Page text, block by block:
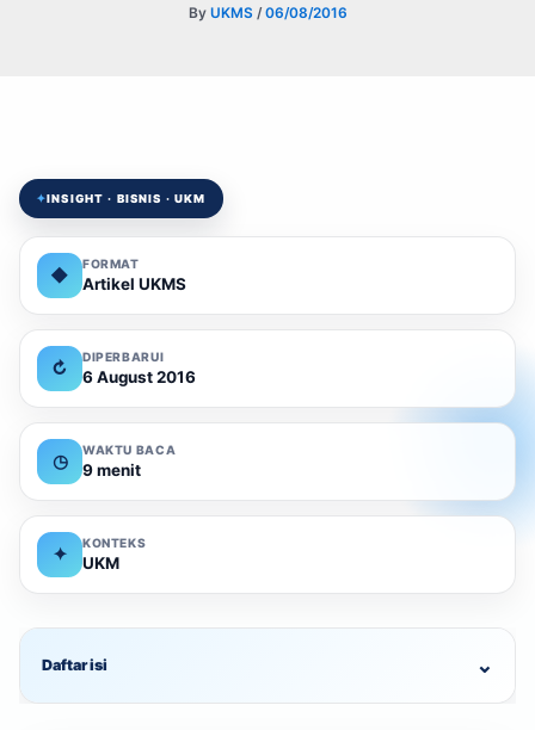
By UKMS /06/08/2016
✦INSIGHT · BISNIS · UKM
◆
FORMAT
Artikel UKMS
↻
DIPERBARUI
6 August 2016
◷
WAKTU BACA
9 menit
✦
KONTEKS
UKM
Daftar isi ⌄